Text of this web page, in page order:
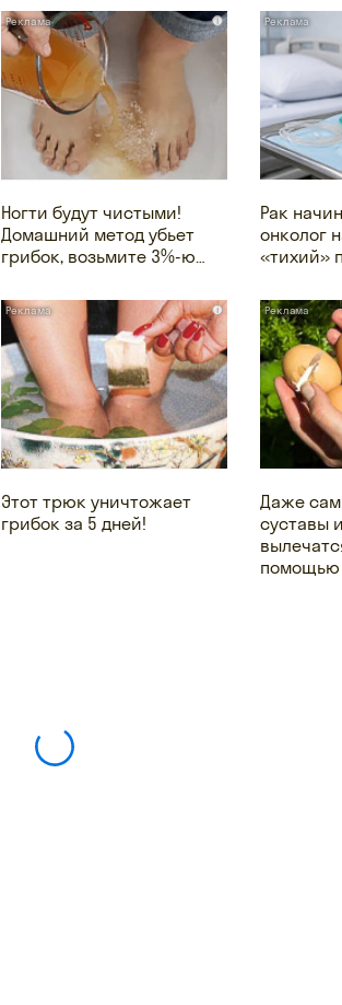
i
Ногти будут чистыми!
Домашний метод убьет
грибок, возьмите 3%-ю…
Рак
онколог
«тихий»
i
Этот трюк уничтожает
грибок за 5 дней!
Даже
суставы
помощью